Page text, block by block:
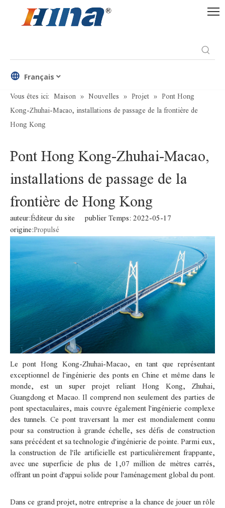
Français
Vous êtes ici: Maison » Nouvelles » Projet » Pont Hong
Kong-Zhuhai-Macao, installations de passage de la frontière de
Hong Kong
Pont Hong Kong-Zhuhai-Macao,
installations de passage de la
frontière de Hong Kong
auteur:Éditeur du site publier Temps: 2022-05-17
origine:Propulsé
Le pont Hong Kong-Zhuhai-Macao, en tant que représentant
exceptionnel de l'ingénierie des ponts en Chine et même dans le
monde, est un super projet reliant Hong Kong, Zhuhai,
Guangdong et Macao. Il comprend non seulement des parties de
pont spectaculaires, mais couvre également l'ingénierie complexe
des tunnels. Ce pont traversant la mer est mondialement connu
pour sa construction à grande échelle, ses défis de construction
sans précédent et sa technologie d'ingénierie de pointe. Parmi eux,
la construction de l'île artificielle est particulièrement frappante,
avec une superficie de plus de 1,07 million de mètres carrés,
offrant un point d'appui solide pour l'aménagement global du pont.
Dans ce grand projet, notre entreprise a la chance de jouer un rôle